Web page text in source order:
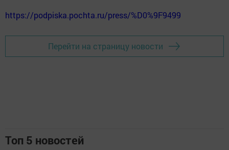
https://podpiska.pochta.ru/press/%D0%9F9499
Перейти на страницу новости
Топ 5 новостей